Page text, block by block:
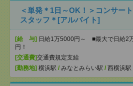
＜単発＊1日～OK！＞コンサー
スタッフ＊[アルバイト]
[給 与] 日給1万5000円～ ■最大で日給2
円！
[交通費]交通費規定支給
[勤務地] 横浜駅 / みなとみらい駅 / 西横浜駅